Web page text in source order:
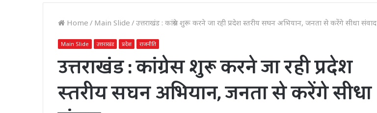
Home / Main Slide /उत्तराखंड : कांग्रेस शुरू करने जा रही प्रदेश स्तरीय सघन अभियान, जनता से करेंगे सीधा संवाद
Main Slide उत्तराखंड प्रदेश राजनीति
उत्तराखंड : कांग्रेस शुरू करने जा रही प्रदेश
स्तरीय सघन अभियान, जनता से करेंगे सीधा